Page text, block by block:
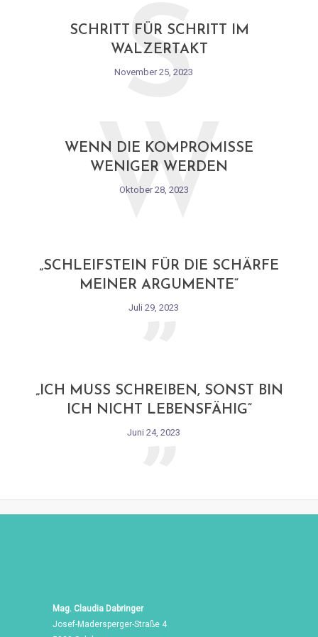
SCHRITT FÜR SCHRITT IM
WALZERTAKT
November 25, 2023
S
WENN DIE KOMPROMISSE
WENIGER WERDEN
Oktober 28, 2023
W
„SCHLEIFSTEIN FÜR DIE SCHÄRFE
MEINER ARGUMENTE“
Juli 29, 2023
„
„ICH MUSS SCHREIBEN, SONST BIN
ICH NICHT LEBENSFÄHIG“
Juni 24, 2023
„
Mag. Claudia Dabringer
Josef-Madersperger-Straße 4